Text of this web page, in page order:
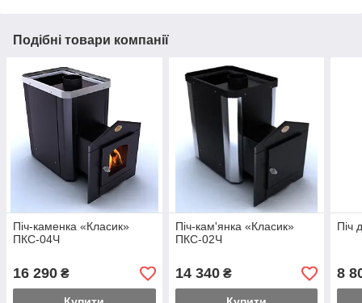
Подібні товари компанії
Піч-каменка «Класик»
ПКС-04Ч
16 290 ₴
Піч-кам'янка «Класик»
ПКС-02Ч
14 340₴
Піч
8